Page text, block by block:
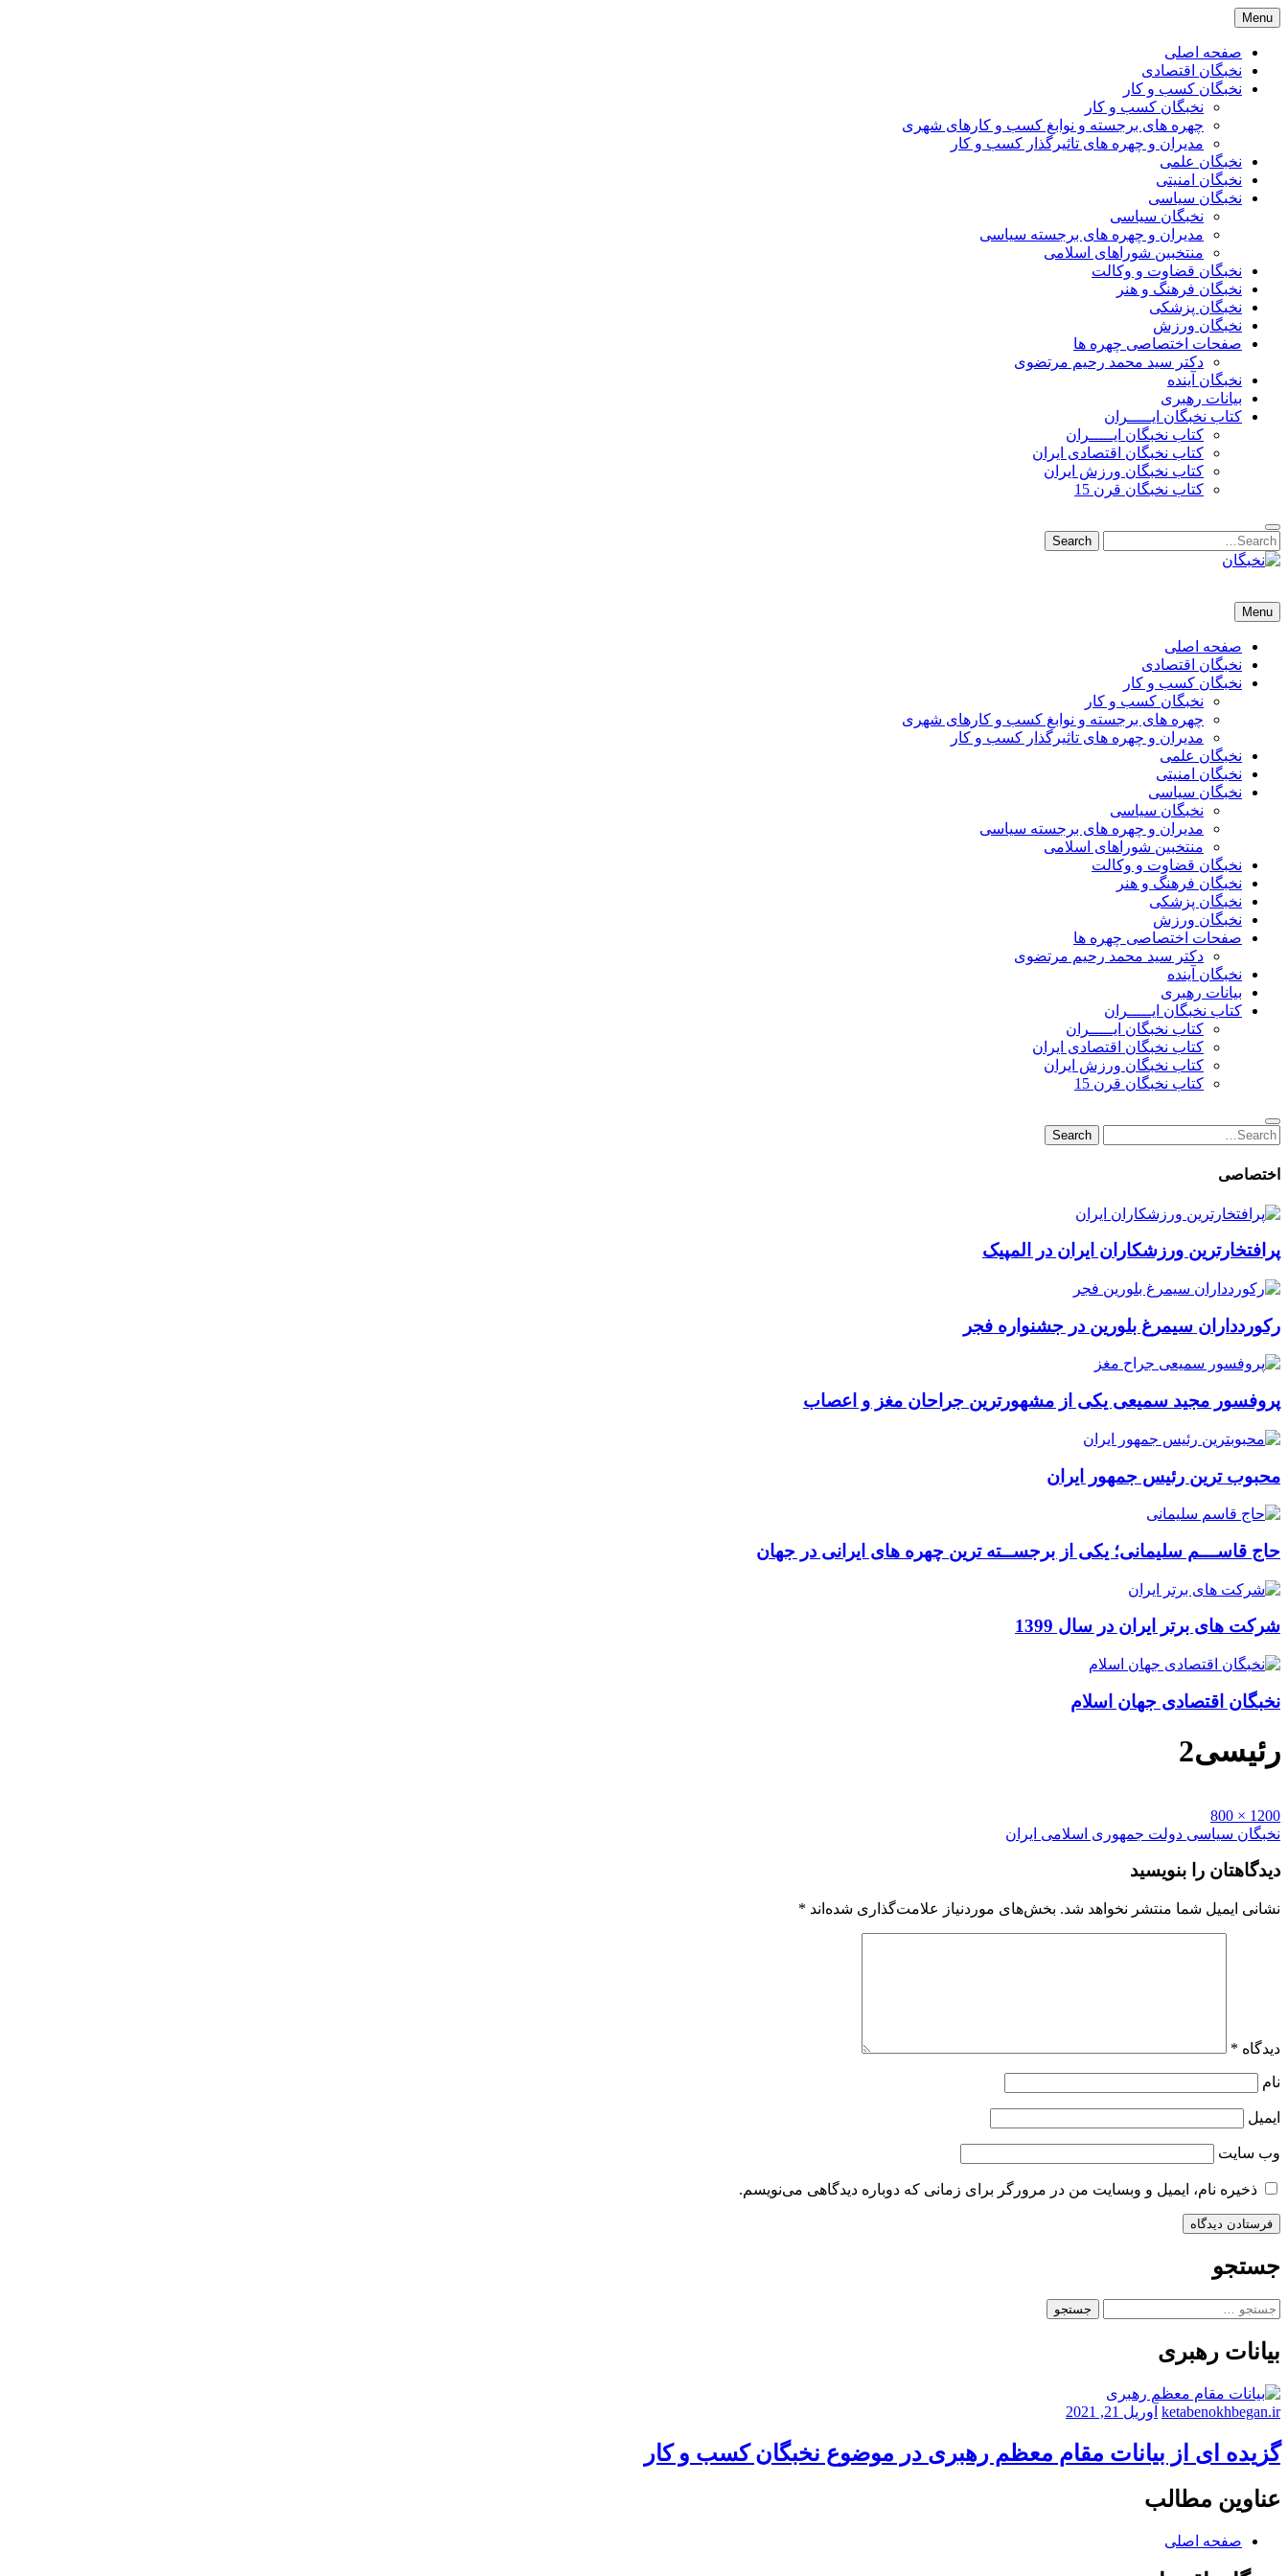
Skip
to
content
Menu
صفحه اصلی
نخبگان اقتصادی
نخبگان کسب و کار
نخبگان کسب و کار
چهره های برجسته و نوابغ کسب و کارهای شهری
مدیران و چهره های تاثیرگذار کسب و کار
نخبگان علمی
نخبگان امنیتی
نخبگان سیاسی
نخبگان سیاسی
مدیران و چهره های برجسته سیاسی
منتخبین شوراهای اسلامی
نخبگان قضاوت و وکالت
نخبگان فرهنگ و هنر
نخبگان پزشکی
نخبگان ورزش
صفحات اختصاصی چهره ها
دکتر سید محمد رحیم مرتضوی
نخبگان آینده
بیانات رهبری
کتاب نخبگان ایـــــران
کتاب نخبگان ایـــــران
کتاب نخبگان اقتصادی ایران
کتاب نخبگان ورزش ایران
کتاب نخبگان قرن 15
Search
for:
Search
نخبگان تایمز/ کتاب نخبگان + پورتال رسمی کتاب نخبگان ایران – کتاب نخبگان اقتصادی ایران – کتاب نخبگان قرن 15 – کتاب نخبگان ورزش ایران – کتاب نخبگان کسب و کار ایران – کتاب نخبگان ایران
Menu
صفحه اصلی
نخبگان اقتصادی
نخبگان کسب و کار
نخبگان کسب و کار
چهره های برجسته و نوابغ کسب و کارهای شهری
مدیران و چهره های تاثیرگذار کسب و کار
نخبگان علمی
نخبگان امنیتی
نخبگان سیاسی
نخبگان سیاسی
مدیران و چهره های برجسته سیاسی
منتخبین شوراهای اسلامی
نخبگان قضاوت و وکالت
نخبگان فرهنگ و هنر
نخبگان پزشکی
نخبگان ورزش
صفحات اختصاصی چهره ها
دکتر سید محمد رحیم مرتضوی
نخبگان آینده
بیانات رهبری
کتاب نخبگان ایـــــران
کتاب نخبگان ایـــــران
کتاب نخبگان اقتصادی ایران
کتاب نخبگان ورزش ایران
کتاب نخبگان قرن 15
Search
for:
Search
اختصاصی
پرافتخارترین ورزشکاران ایران در المپیک
رکوردداران سیمرغ بلورین در جشنواره فجر
پروفسور مجید سمیعی یکی از مشهورترین جراحان مغز و اعصاب
محبوب ترین رئیس جمهور ایران
حاج قاســـم سلیمانی؛ یکی از برجســته ترین چهره های ایرانی در جهان
شرکت های برتر ایران در سال 1399
نخبگان اقتصادی جهان اسلام
رئیسی2
Full
size
1200 × 800
راهبری
نوشته
نخبگان سیاسی دولت جمهوری اسلامی ایران
دیدگاهتان را بنویسید
نشانی ایمیل شما منتشر نخواهد شد. بخش‌های موردنیاز علامت‌گذاری شده‌اند *
دیدگاه *
نام
ایمیل
وب‌ سایت
ذخیره نام، ایمیل و وبسایت من در مرورگر برای زمانی که دوباره دیدگاهی می‌نویسم.
جستجو
جستجو
بیانات رهبری
ketabenokhbegan.ir آوریل 21, 2021
گزیده ای از بیانات مقام معظم رهبری در موضوع نخبگان کسب و کار
عناوین مطالب
صفحه اصلی